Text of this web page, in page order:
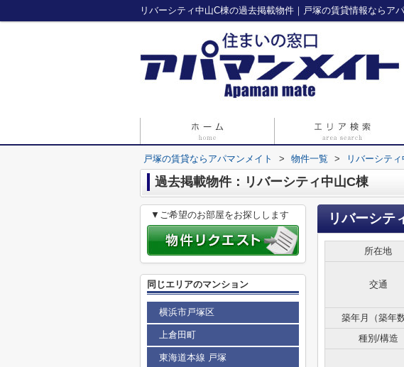
リバーシティ中山C棟の過去掲載物件｜戸塚の賃貸情報ならア
戸塚の賃貸ならアパマンメイト > 物件一覧 > リバーシテ
過去掲載物件：リバーシティ中山C棟
リバーシテ
所在地
交通
築年月（築年数
種別/構造
▼ご希望のお部屋をお探しします
同じエリアのマンション
横浜市戸塚区
上倉田町
東海道本線 戸塚